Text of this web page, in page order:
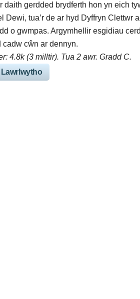
daith gerdded brydferth hon yn eich
Dewi, tua’r de ar hyd Dyffryn Clettwr
o gwmpas. Argymhellir esgidiau
cadw cŵn ar dennyn.
4.8k (3 milltir). Tua 2 awr. Gradd C.
Lawrlwytho